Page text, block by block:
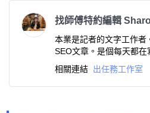
找師傅特約編輯
本業是記者的文字工作者
SEO文章。是個每天都在
相關連結 出任務工作室